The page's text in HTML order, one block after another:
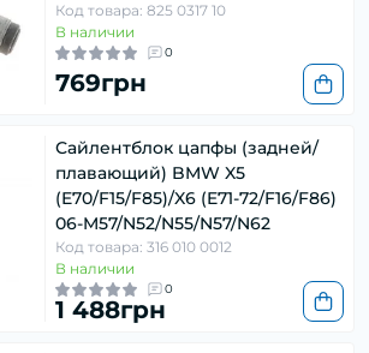
Код товара: 825 0317 10
В наличии
0
769грн
Сайлентблок цапфы (задней/
плавающий) BMW X5
(E70/F15/F85)/X6 (E71-72/F16/F86)
06-M57/N52/N55/N57/N62
Код товара: 316 010 0012
В наличии
0
1 488грн